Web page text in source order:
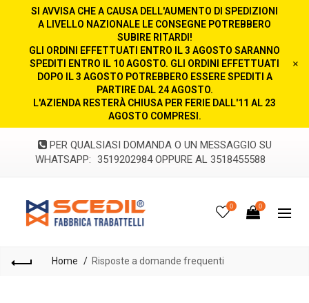
SI AVVISA CHE A CAUSA DELL'AUMENTO DI SPEDIZIONI
A LIVELLO NAZIONALE LE CONSEGNE POTREBBERO
SUBIRE RITARDI!
GLI ORDINI EFFETTUATI ENTRO IL 3 AGOSTO SARANNO
SPEDITI ENTRO IL 10 AGOSTO. GLI ORDINI EFFETTUATI
DOPO IL 3 AGOSTO POTREBBERO ESSERE SPEDITI A
PARTIRE DAL 24 AGOSTO.
L'AZIENDA RESTERÀ CHIUSA PER FERIE DALL'11 AL 23
AGOSTO COMPRESI.
×
PER QUALSIASI DOMANDA O UN MESSAGGIO SU
WHATSAPP: 3519202984 OPPURE AL 3518455588
0 0
Home Risposte a domande frequenti